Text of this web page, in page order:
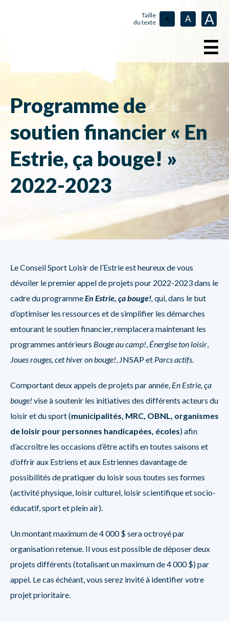
Taille
du texte
A A A
☰
Programme de
soutien financier « En
Estrie, ça bouge! »
2022-2023
Le Conseil Sport Loisir de l’Estrie est heureux de vous
dévoiler le premier appel de projets pour 2022-2023 dans le
cadre du programmeEn Estrie, ça bouge!,qui, dans le but
d’optimiser les ressources et de simplifier les démarches
entourant le soutien financier, remplacera maintenant les
programmes antérieurs Bouge au camp!, Énergise ton loisir,
Joues rouges, cet hiver on bouge!, JNSAP et Parcs actifs.
Comportant deux appels de projets par année, En Estrie, ça
bouge! vise à soutenir les initiatives des différents acteurs du
loisir et du sport (municipalités, MRC, OBNL, organismes
de loisir pour personnes handicapées, écoles) afin
d’accroître les occasions d’être actifs en toutes saisons et
d’offrir aux Estriens et aux Estriennes davantage de
possibilités de pratiquer du loisir sous toutes ses formes
(activité physique, loisir culturel, loisir scientifique et socio-
éducatif, sport et plein air).
Un montant maximum de 4 000 $ sera octroyé par
organisation retenue. Il vous est possible de déposer deux
projets différents (totalisant un maximum de 4 000 $) par
appel. Le cas échéant, vous serez invité à identifier votre
projet prioritaire.